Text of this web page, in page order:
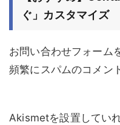
ぐ」カスタマイズ
お問い合わせフォーム
頻繁にスパムのコメン
Akismetを設置してい